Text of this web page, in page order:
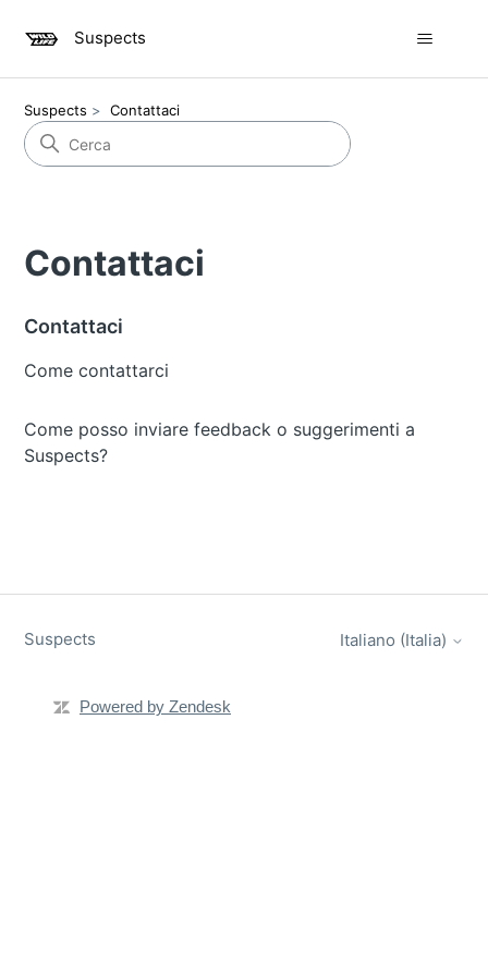
Suspects
Suspects Contattaci
Contattaci
Contattaci
Come contattarci
Come posso inviare feedback o suggerimenti a
Suspects?
Suspects Italiano (Italia)
Powered by Zendesk